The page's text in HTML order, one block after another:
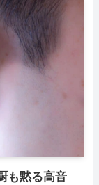
も黙る高音